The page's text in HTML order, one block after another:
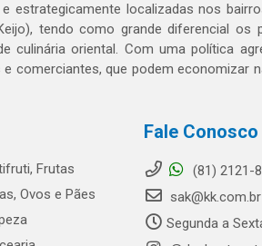
estrategicamente localizadas nos
tendo como grande diferencial os
culinária oriental. Com uma política
comerciantes, que podem economizar
Frutas
Ovos e Pães
Fale Conosco
(81) 2121-
sak@kk.com.br
Segunda a